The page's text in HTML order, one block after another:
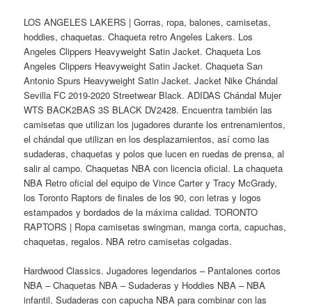
LOS ANGELES LAKERS | Gorras, ropa, balones, camisetas,
hoddies, chaquetas. Chaqueta retro Angeles Lakers. Los
Angeles Clippers Heavyweight Satin Jacket. Chaqueta Los
Angeles Clippers Heavyweight Satin Jacket. Chaqueta San
Antonio Spurs Heavyweight Satin Jacket. Jacket Nike Chándal
Sevilla FC 2019-2020 Streetwear Black. ADIDAS Chándal Mujer
WTS BACK2BAS 3S BLACK DV2428. Encuentra también las
camisetas que utilizan los jugadores durante los entrenamientos,
el chándal que utilizan en los desplazamientos, así como las
sudaderas, chaquetas y polos que lucen en ruedas de prensa, al
salir al campo. Chaquetas NBA con licencia oficial. La chaqueta
NBA Retro oficial del equipo de Vince Carter y Tracy McGrady,
los Toronto Raptors de finales de los 90, con letras y logos
estampados y bordados de la máxima calidad. TORONTO
RAPTORS | Ropa camisetas swingman, manga corta, capuchas,
chaquetas, regalos. NBA retro camisetas colgadas.
Hardwood Classics. Jugadores legendarios – Pantalones cortos
NBA – Chaquetas NBA – Sudaderas y Hoddies NBA – NBA
infantil. Sudaderas con capucha NBA para combinar con las